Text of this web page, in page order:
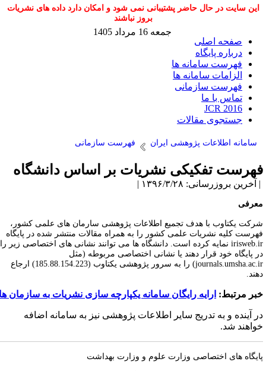
این سایت در حال حاضر پشتیبانی نمی شود و امکان دارد داده های نشریات
بروز نباشند
صفحه اصلی
درباره پایگاه
فهرست سامانه ها
الزامات سامانه ها
فهرست سازمانی
تماس با ما
JCR 2016
جستجوی مقالات
جمعه 16 مرداد 1405
سامانه اطلاعات پژوهشی ایران فهرست سازمانی
تفکیکی نشریات بر اساس دانشگاه
بروزرسانی: ۱۳۹۶/۳/۲۸ |
یکتاوب با هدف تجمیع اطلاعات پژوهشی سارمان های علمی کشور،
کلیه نشریات علمی کشور را به همراه مقالات منتشر شده در پایگاه
irisweb.ir نمایه کرده است. دانشگاه ها می توانند نشانی های اختصاصی زیر را
پایگاه خود قرار دهند یا نشانی اختصاصی مربوطه (مثل
journals.umsha.ac.ir) را به سرور پژوهشی یکتاوب (185.88.154.223) ارجاع
مرتبط:ارایه رایگان سامانه یکپارچه سازی نشریات به سازمان ها
آینده و به تدریج سایر اطلاعات پژوهشی نیز به سامانه اضافه
شد.
های اختصاصی وزارت علوم و وزارت بهداشت